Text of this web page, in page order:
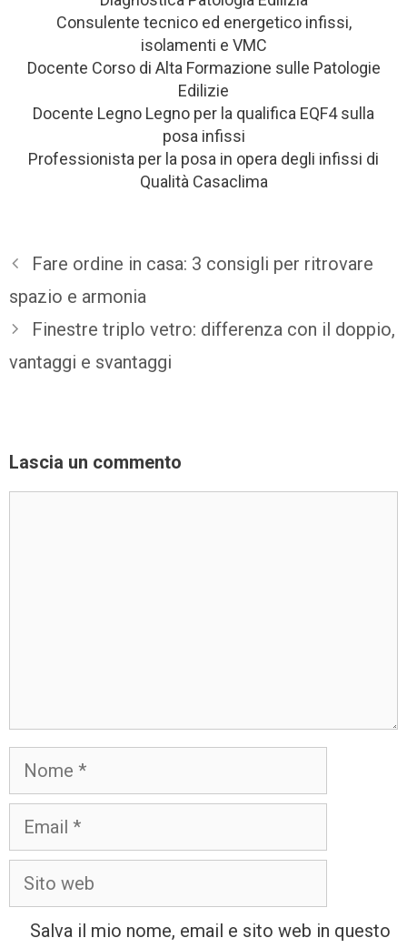
Consulente tecnico ed energetico infissi,
isolamenti e VMC
Docente Corso di Alta Formazione sulle Patologie
Edilizie
Docente Legno Legno per la qualifica EQF4 sulla
posa infissi
Professionista per la posa in opera degli infissi di
Qualità Casaclima
Fare ordine in casa: 3 consigli per ritrovare
spazio e armonia
Finestre triplo vetro: differenza con il doppio,
vantaggi e svantaggi
Lascia un commento
Salva il mio nome, email e sito web in questo